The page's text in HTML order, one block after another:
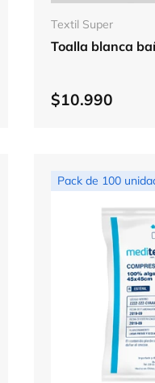
Textil Super
Toalla blanca
$10.990
Pack de 100